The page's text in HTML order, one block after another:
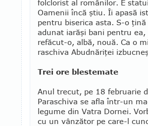
folclorist al românilor. E
Oamenii încă ştiu. Îi apasă
pentru biserica asta. S-o
adunat iarăşi bani pentru
refăcut-o, albă, nouă. Ca o
raschiva Abudnăriţei
Trei ore blestemate
Anul trecut, pe 18 februarie
Paraschiva se afla într-un
legume din Vatra Dornei.
cu un vânzător pe care-l